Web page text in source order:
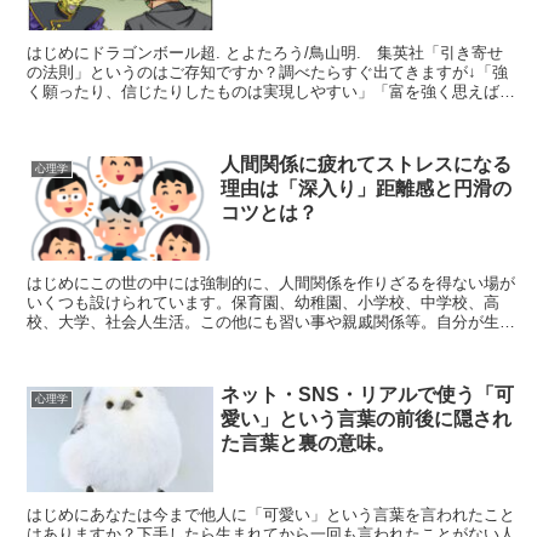
はじめにドラゴンボール超. とよたろう/鳥山明. 集英社「引き寄せ
の法則」というのはご存知ですか？調べたらすぐ出てきますが↓「強
く願ったり、信じたりしたものは実現しやすい」「富を強く思えば富
心理学
人間関係に疲れてストレスになる
理由は「深入り」距離感と円滑の
コツとは？
はじめにこの世の中には強制的に、人間関係を作りざるを得ない場が
いくつも設けられています。保育園、幼稚園、小学校、中学校、高
校、大学、社会人生活。この他にも習い事や親戚関係等。自分が生き
心理学
ネット・SNS・リアルで使う「可
愛い」という言葉の前後に隠され
た言葉と裏の意味。
はじめにあなたは今まで他人に「可愛い」という言葉を言われたこと